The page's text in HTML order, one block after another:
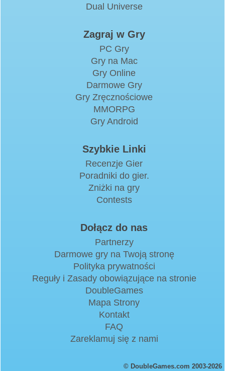
Dual Universe
Zagraj w Gry
PC Gry
Gry na Mac
Gry Online
Darmowe Gry
Gry Zręcznościowe
MMORPG
Gry Android
Szybkie Linki
Recenzje Gier
Poradniki do gier.
Zniżki na gry
Contests
Dołącz do nas
Partnerzy
Darmowe gry na Twoją stronę
Polityka prywatności
Reguły i Zasady obowiązujące na stronie
DoubleGames
Mapa Strony
Kontakt
FAQ
Zareklamuj się z nami
© DoubleGames.com 2003-2026